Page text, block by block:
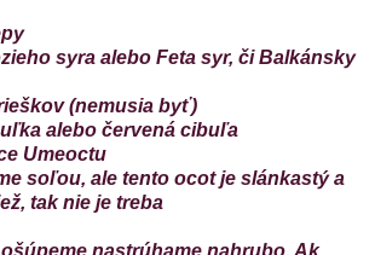
syra alebo Feta syr, či Balkánsky
(nemusia byť)
alebo červená cibuľa
Umeoctu
soľou, ale tento ocot je slánkastý a
tak nie je treba
nastrúhame nahrubo. Ak